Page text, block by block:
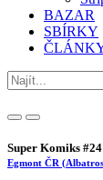
BAZAR
SBÍRKY
Super Komiks #24
Egmont ČR